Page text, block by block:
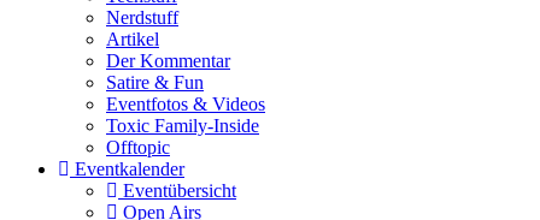
Nerdstuff
Artikel
Der Kommentar
Satire & Fun
Eventfotos & Videos
Toxic Family-Inside
Offtopic
Eventkalender
Eventübersicht
Open Airs